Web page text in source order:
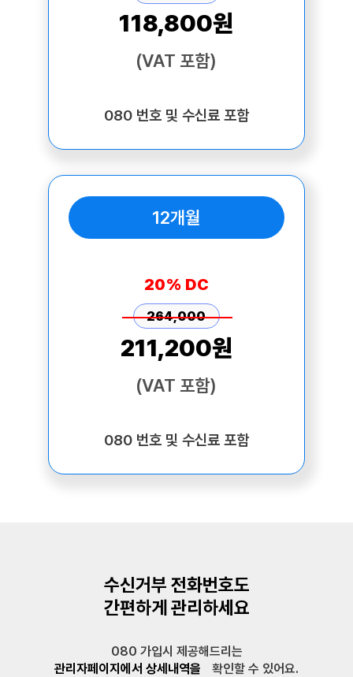
118,800원
(VAT 포함)
080 번호 및 수신료 포함
12개월
20% DC
264,000
211,200원
(VAT 포함)
080 번호 및 수신료 포함
수신거부 전화번호도
간편하게 관리하세요
080 가입시 제공해드리는
관리자페이지에서 상세내역을
확인할 수 있어요.